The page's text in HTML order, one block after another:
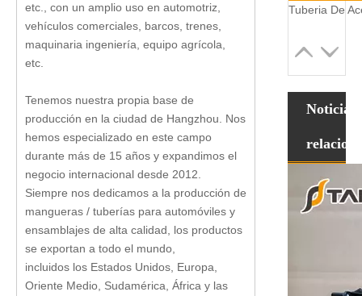
etc., con un amplio uso en automotriz,
vehículos comerciales, barcos, trenes,
maquinaria ingeniería, equipo agrícola,
etc.
Tenemos nuestra propia base de
producción en la ciudad de Hangzhou. Nos
hemos especializado en este campo
durante más de 15 años y expandimos el
negocio internacional desde 2012.
Siempre nos dedicamos a la producción de
mangueras / tuberías para automóviles y
ensamblajes de alta calidad, los productos
se exportan a todo el mundo,
incluidos los Estados Unidos, Europa,
Oriente Medio, Sudamérica, África y las
Noticias